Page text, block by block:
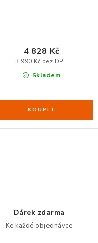
Skladem
3 990 Kč bez DPH
4 828 Kč
Dárek zdarma
Ke každé objednávce